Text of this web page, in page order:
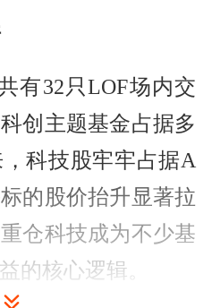
有32只LOF场内交
创主题基金占据多
科技股牢牢占据A
的股价抬升显著拉
仓科技成为不少基
的核心逻辑。